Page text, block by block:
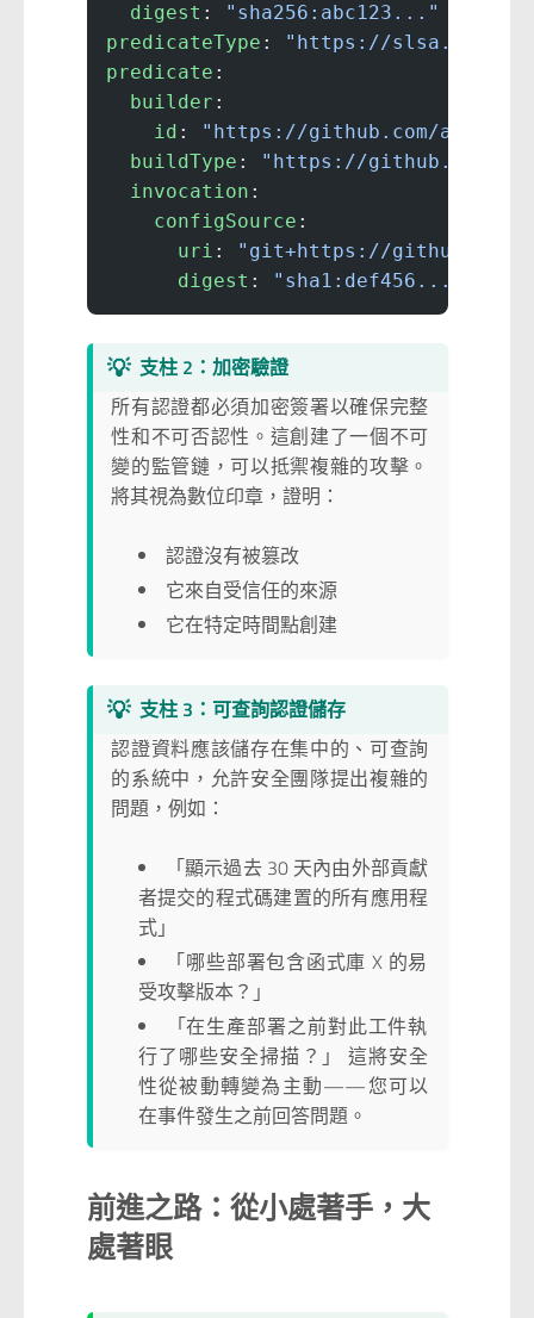
  digest
:
"sha256:abc123..."
predicateType :
"https://slsa.dev/
predicate :
  builder
:
    id
:
"https://github.com/actions"
  buildType
:
"https://github.com/
  invocation
:
    configSource
:
      uri
:
"git+https://github.com/
      digest
: "sha1:def456..."
💡 支柱 2：加密驗證
所有認證都必須加密簽署以確保完整
性和不可否認性。這創建了一個不可
變的監管鏈，可以抵禦複雜的攻擊。
將其視為數位印章，證明：
認證沒有被篡改
它來自受信任的來源
它在特定時間點創建
💡 支柱 3：可查詢認證儲存
認證資料應該儲存在集中的、可查詢
的系統中，允許安全團隊提出複雜的
問題，例如：
「顯示過去 30 天內由外部貢獻
者提交的程式碼建置的所有應用程
式」
「哪些部署包含函式庫 X 的易
受攻擊版本？」
「在生產部署之前對此工件執
行了哪些安全掃描？」 這將安全
性從被動轉變為主動——您可以
在事件發生之前回答問題。
前進之路：從小處著手，大
處著眼